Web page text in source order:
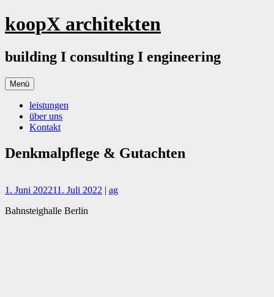
Springe
zum
koopX architekten
building I consulting I engineering
Menü
leistungen
über uns
Kontakt
Denkmalpflege & Gutachten
1. Juni 202211. Juli 2022 | ag
Bahnsteighalle Berlin